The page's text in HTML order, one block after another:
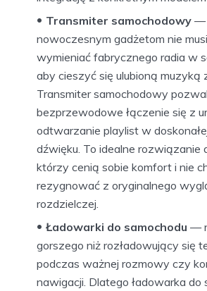
Transmiter samochodowy —
nowoczesnym gadżetom nie
wymieniać fabrycznego radia w
aby cieszyć się ulubioną muzyką
Transmiter samochodowy
bezprzewodowe łączenie się z
odtwarzanie playlist w
dźwięku. To idealne rozwiązanie
którzy cenią sobie komfort i nie
rezygnować z oryginalnego
rozdzielczej.
Ładowarki do samochodu —
gorszego niż rozładowujący się
podczas ważnej rozmowy czy
nawigacji. Dlatego ładowarka do